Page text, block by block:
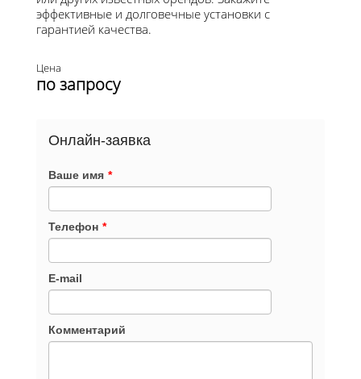
эффективные и долговечные установки с
гарантией качества.
Цена
по запросу
Онлайн-заявка
Ваше имя *
Телефон *
E-mail
Комментарий